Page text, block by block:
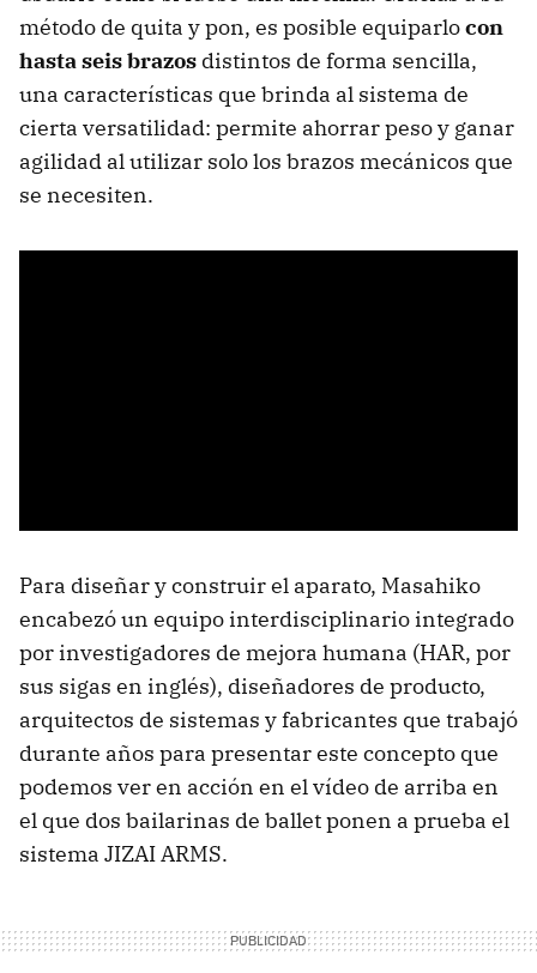
método de quita y pon, es posible equiparlocon
hasta seis brazos distintos de forma sencilla,
una características que brinda al sistema de
cierta versatilidad: permite ahorrar peso y ganar
agilidad al utilizar solo los brazos mecánicos que
se necesiten.
Para diseñar y construir el aparato, Masahiko
encabezó un equipo interdisciplinario integrado
por investigadores de mejora humana (HAR, por
sus sigas en inglés), diseñadores de producto,
arquitectos de sistemas y fabricantes que trabajó
durante años para presentar este concepto que
podemos ver en acción en el vídeo de arriba en
el que dos bailarinas de ballet ponen a prueba el
sistema JIZAI ARMS.